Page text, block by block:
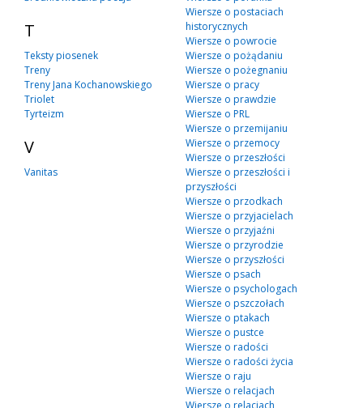
T
Teksty piosenek
Treny
Treny Jana Kochanowskiego
Triolet
Tyrteizm
V
Vanitas
Wiersze o postaciach
historycznych
Wiersze o powrocie
Wiersze o pożądaniu
Wiersze o pożegnaniu
Wiersze o pracy
Wiersze o prawdzie
Wiersze o PRL
Wiersze o przemijaniu
Wiersze o przemocy
Wiersze o przeszłości
Wiersze o przeszłości i
przyszłości
Wiersze o przodkach
Wiersze o przyjacielach
Wiersze o przyjaźni
Wiersze o przyrodzie
Wiersze o przyszłości
Wiersze o psach
Wiersze o psychologach
Wiersze o pszczołach
Wiersze o ptakach
Wiersze o pustce
Wiersze o radości
Wiersze o radości życia
Wiersze o raju
Wiersze o relacjach
Wiersze o relacjach